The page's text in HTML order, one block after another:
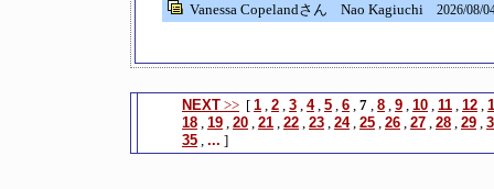
Vanessa Copelandさん Nao Kagiuchi 2026/08/
NEXT >> [ 1 , 2 , 3 , 4, 5 , 6 , 7 , 8 , 9 , 10 , 11 , 12 ,
18 , 19 , 20 , 21 , 22 , 23 , 24, 25 , 26 , 27 , 28 , 29 ,
35 , ... ]